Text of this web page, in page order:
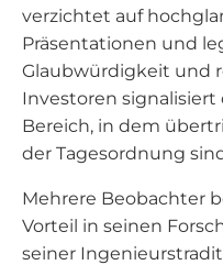
verzichtet auf
Präsentationen und
Glaubwürdigkeit und
Investoren signalisiert
Bereich, in dem
der Tagesordnung
Mehrere Beobachter
Vorteil in seinen
seiner